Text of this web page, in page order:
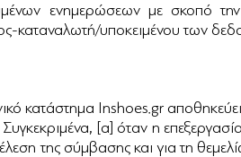
ενημερώσεων με σκοπό
καταναλωτή/υποκειμένου των
κατάστημα Inshoes.gr
[α] όταν η
της σύμβασης και για τη